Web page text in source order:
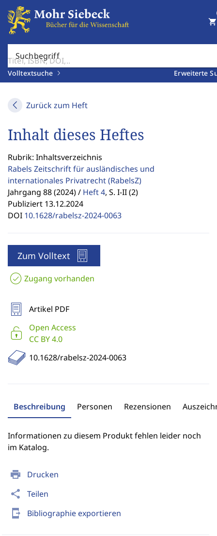
Suchbegriff
Volltextsuche Erweiterte
shopping_cart
Zurück zum Heft
print Drucken
share Teilen
send_to_mobile Bibliographie exportieren
Inhalt dieses Heftes
Rubrik: Inhaltsverzeichnis
Rabels Zeitschrift für ausländisches und
internationales Privatrecht(RabelsZ)
Jahrgang 88 (2024) / Heft 4, S. I-II (2)
Publiziert 13.12.2024
DOI 10.1628/rabelsz-2024-0063
Zum Volltext
Zugang vorhanden
Artikel PDF
Open Access
CC BY 4.0
10.1628/rabelsz-2024-0063
Beschreibung Personen Rezensionen
Informationen zu diesem Produkt fehlen leider noch
im Katalog.